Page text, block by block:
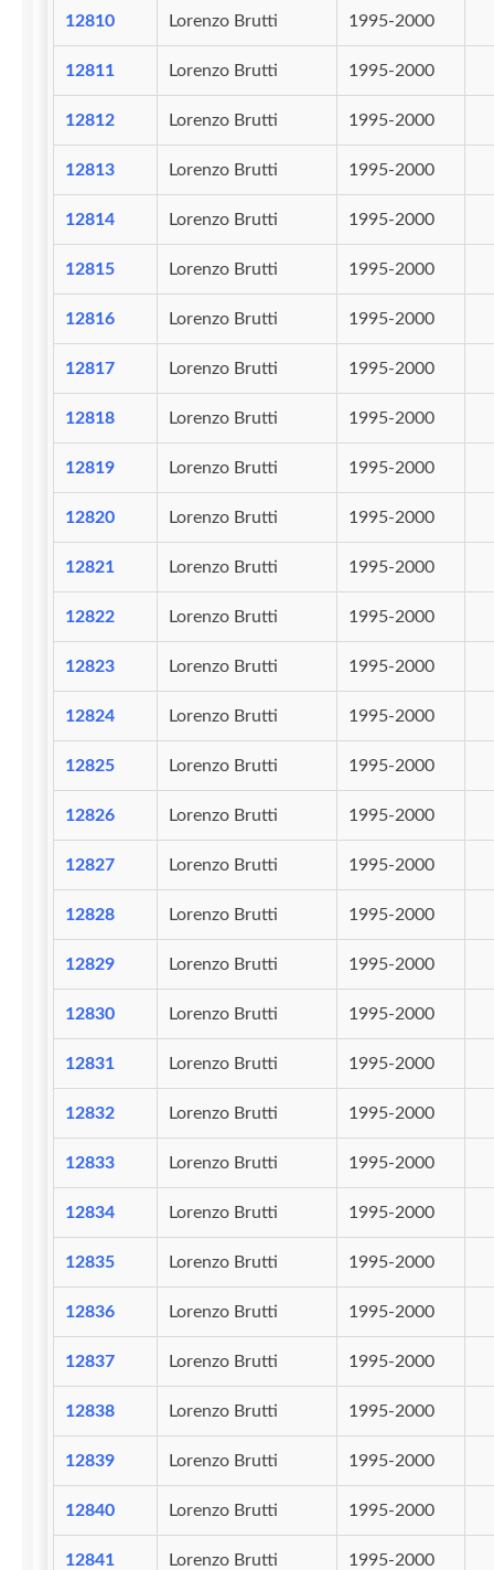
12810 Lorenzo Brutti 1995-2000
12811 Lorenzo Brutti 1995-2000
12812 Lorenzo Brutti 1995-2000
12813 Lorenzo Brutti 1995-2000
12814 Lorenzo Brutti 1995-2000
12815 Lorenzo Brutti 1995-2000
12816 Lorenzo Brutti 1995-2000
12817 Lorenzo Brutti 1995-2000
12818 Lorenzo Brutti 1995-2000
12819 Lorenzo Brutti 1995-2000
12820 Lorenzo Brutti 1995-2000
12821 Lorenzo Brutti 1995-2000
12822 Lorenzo Brutti 1995-2000
12823 Lorenzo Brutti 1995-2000
12824 Lorenzo Brutti 1995-2000
12825 Lorenzo Brutti 1995-2000
12826 Lorenzo Brutti 1995-2000
12827 Lorenzo Brutti 1995-2000
12828 Lorenzo Brutti 1995-2000
12829 Lorenzo Brutti 1995-2000
12830 Lorenzo Brutti 1995-2000
12831 Lorenzo Brutti 1995-2000
12832 Lorenzo Brutti 1995-2000
12833 Lorenzo Brutti 1995-2000
12834 Lorenzo Brutti 1995-2000
12835 Lorenzo Brutti 1995-2000
12836 Lorenzo Brutti 1995-2000
12837 Lorenzo Brutti 1995-2000
12838 Lorenzo Brutti 1995-2000
12839 Lorenzo Brutti 1995-2000
12840 Lorenzo Brutti 1995-2000
12841 Lorenzo Brutti 1995-2000